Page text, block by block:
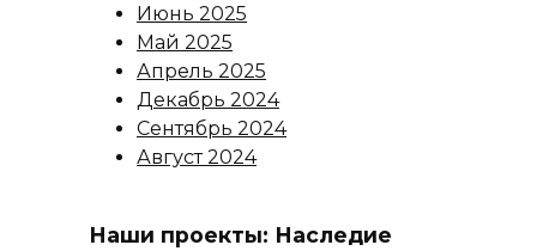
Июнь 2025
Май 2025
Апрель 2025
Декабрь 2024
Сентябрь 2024
Август 2024
Наши проекты: Наследие